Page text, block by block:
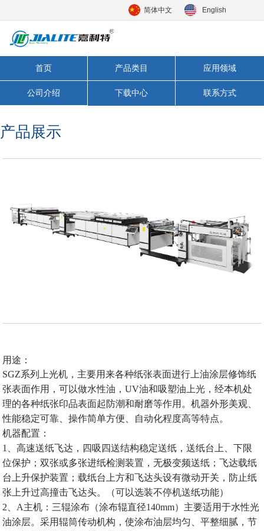
简体中文 English
首页 产品类目 应用领域
公司介绍 下载中心 联系方式
产品展示
用途：
SGZ系列上光机，主要用来各种纸张表面进行上油涂层修饰纸
张表面作用，可以做水性油，UV油和吸塑油上光，经本机处
理的各种纸张印品表面起防潮和耐磨等作用。机器外形美观、
性能稳定可靠、操作简单方便、自动化程度高等特点。
机器配置：
1
、高速送纸飞达，四吸四送结构稳定送纸，送纸台上、下限
位保护；双张或多张进纸检测装置，无极变频送纸；飞达载纸
台上升保护装置；载纸台上方和飞达头设有微动开关，防止纸
张上升过高撞击飞达头。（可以选装不停机送纸功能）
2
A主机：三辊涂布（涂布辊直径140mm）主要适用于水性光
油涂层。采用辊筒传动机构，使涂布油层均匀、平整细腻，节